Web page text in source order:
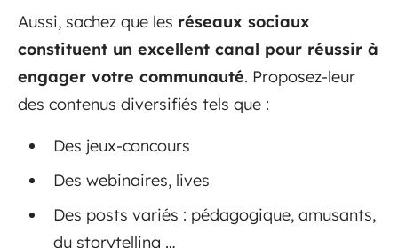
Aussi, sachez que les réseaux sociaux
constituent un excellent canal pour réussir à
engager votre communauté. Proposez-leur
des contenus diversifiés tels que :
Des jeux-concours
Des webinaires, lives
Des posts variés : pédagogique, amusants,
du storytelling …